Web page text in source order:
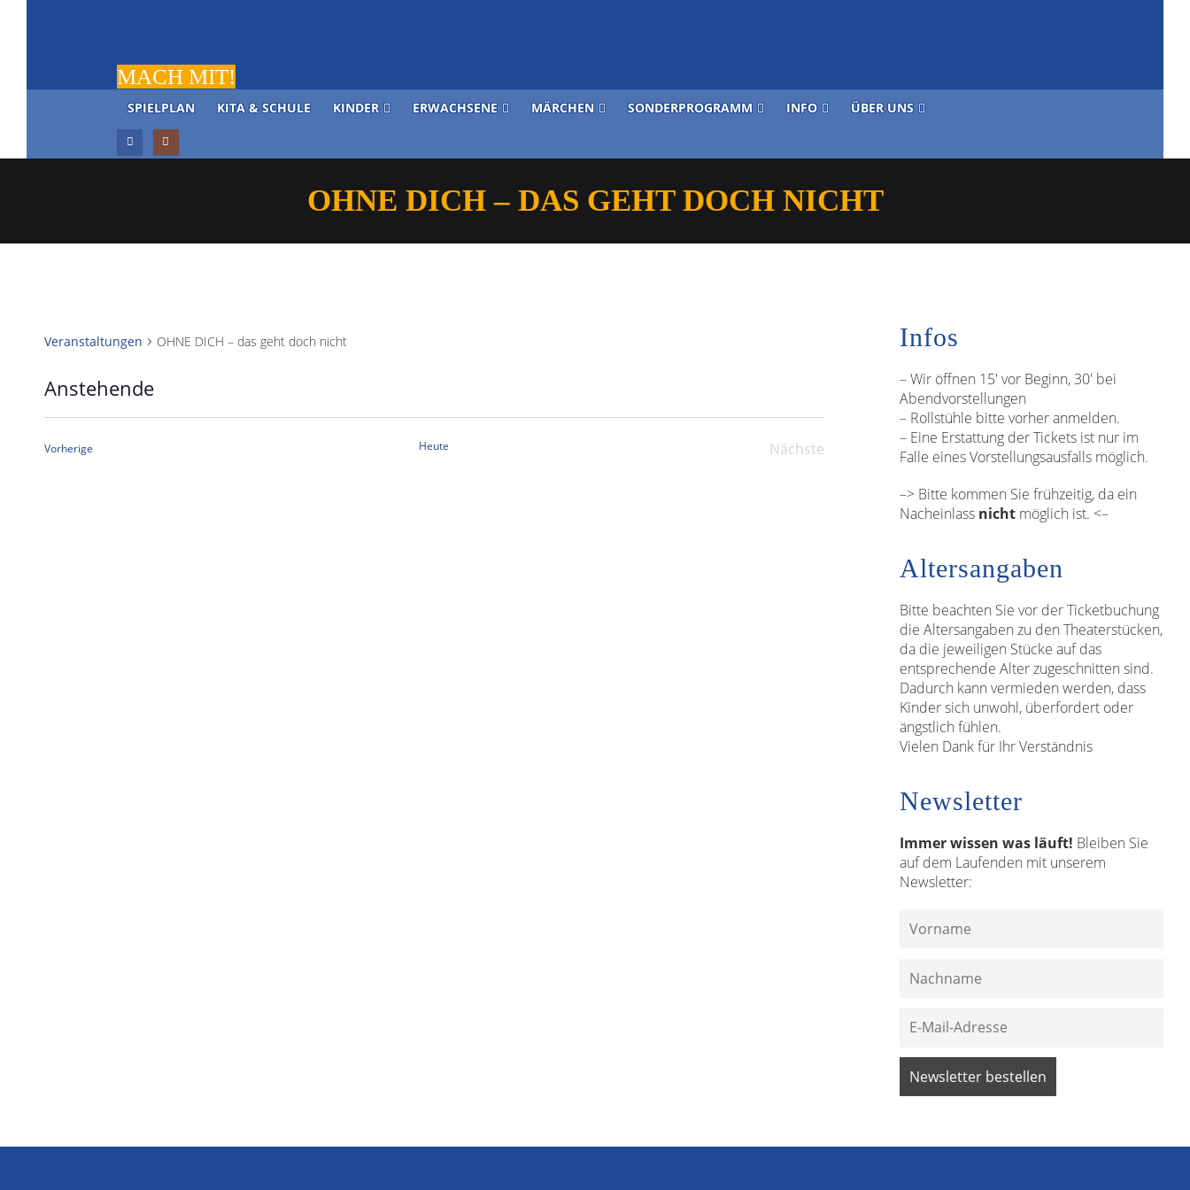
MACH MIT!
SPIELPLAN KITA & SCHULE KINDER ERWACHSENE MÄRCHEN SONDERPROGRAMM INFO ÜBER UNS
OHNE DICH – DAS GEHT DOCH NICHT
Veranstaltungen OHNE DICH – das geht doch nicht
Anstehende
VorherigeVeranstaltungen Heute
Nächste
Veranstaltungen
Infos
– Wir öffnen 15′ vor Beginn, 30′ bei
Abendvorstellungen
– Rollstühle bitte vorher anmelden.
– Eine Erstattung der Tickets ist nur im
Falle eines Vorstellungsausfalls möglich.
–> Bitte kommen Sie frühzeitig, da ein
Nacheinlass nichtmöglich ist. <–
Altersangaben
Bitte beachten Sie vor der Ticketbuchung
die Altersangaben zu den Theaterstücken,
da die jeweiligen Stücke auf das
entsprechende Alter zugeschnitten sind.
Dadurch kann vermieden werden, dass
Kinder sich unwohl, überfordert oder
ängstlich fühlen.
Vielen Dank für Ihr Verständnis
Newsletter
Immer wissen was läuft! Bleiben Sie
auf dem Laufenden mit unserem
Newsletter: